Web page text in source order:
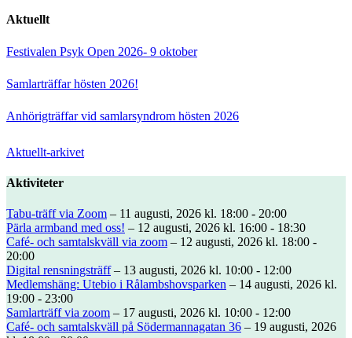
Aktuellt
Festivalen Psyk Open 2026- 9 oktober
Samlarträffar hösten 2026!
Anhörigträffar vid samlarsyndrom hösten 2026
Aktuellt-arkivet
Aktiviteter
Tabu-träff via Zoom – 11 augusti, 2026 kl. 18:00 - 20:00
Pärla armband med oss! – 12 augusti, 2026 kl. 16:00 - 18:30
Café- och samtalskväll via zoom – 12 augusti, 2026 kl. 18:00 -
20:00
Digital rensningsträff– 13 augusti, 2026 kl. 10:00 - 12:00
Medlemshäng: Utebio i Rålambshovsparken – 14 augusti, 2026 kl.
19:00 - 23:00
Samlarträff via zoom – 17 augusti, 2026 kl. 10:00 - 12:00
Café- och samtalskväll på Södermannagatan 36 – 19 augusti, 2026